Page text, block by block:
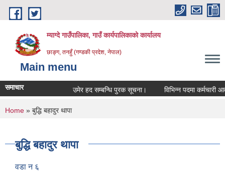
Skip to main content
म्याग्दे गाउँपालिका, गाउँ कार्यपालिकाको कार्यालय
छाङ्ग, तनहुँ (गण्डकी प्रदेश, नेपाल)
Main menu
समाचार उमेर हद सम्बन्धि पुरक सूचना। विभिन्न पदमा कर्मचारी
You are here
Home » बुद्धि बहादुर थापा
बुद्धि बहादुर थापा
वडा न ६